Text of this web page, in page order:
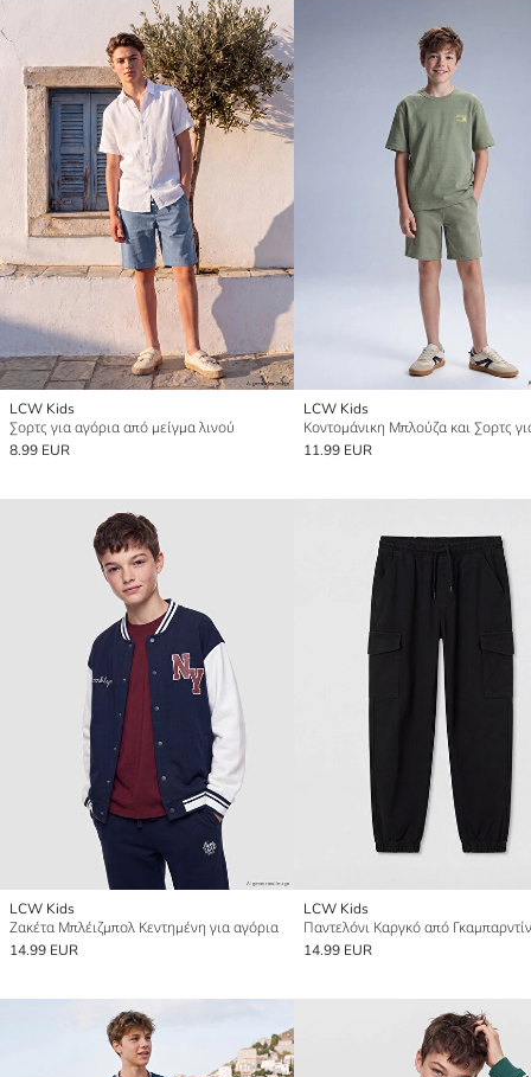
LCW Kids
Σορτς για αγόρια από μείγμα λινού
8.99 EUR
LCW Kids
11.99 EUR
LCW Kids
Ζακέτα Μπλέιζμπολ Κεντημένη για αγόρια
14.99 EUR
LCW Kids
14.99 EUR